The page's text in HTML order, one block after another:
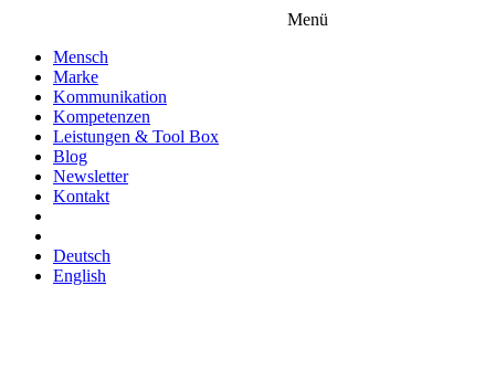
Menü
Mensch
Marke
Kommunikation
Kompetenzen
Leistungen & Tool Box
Blog
Newsletter
Kontakt
Deutsch
English